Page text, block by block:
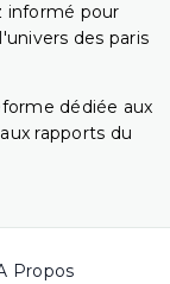
informé pour
des paris
dédiée aux
rapports du
Propos